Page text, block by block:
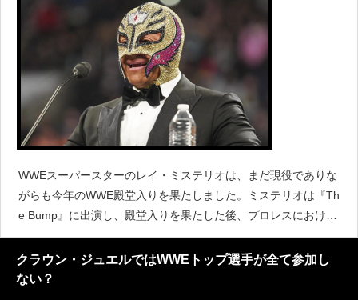
WWEスーパースターのレイ・ミステリオは、まだ現役でありな
がらも今年のWWE殿堂入りを果たしました。ミステリオは『Th
e Bump』に出演し、殿堂入りを果たした後、プロレスにおける
目標がどのように変わったかについて質問されました。ミステ
リオは今でも現役であることから、殿堂入りしたこと
クラウン・ジュエルではWWEトップ選手が全て参加し
ない？